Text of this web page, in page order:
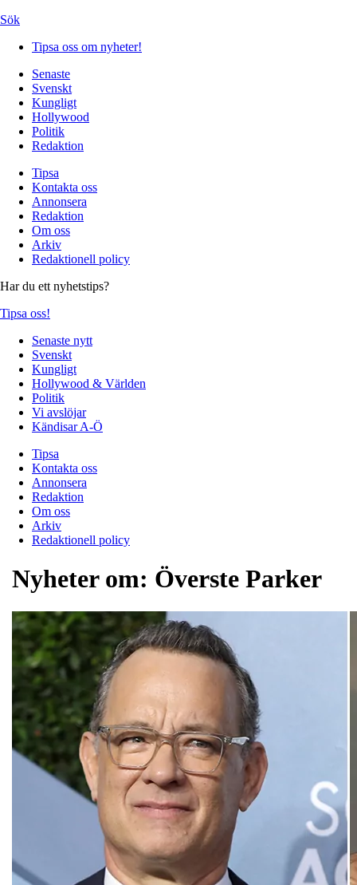
Sök
Tipsa oss om nyheter!
Senaste
Svenskt
Kungligt
Hollywood
Politik
Redaktion
Tipsa
Kontakta oss
Annonsera
Redaktion
Om oss
Arkiv
Redaktionell policy
Har du ett nyhetstips?
Tipsa oss!
Senaste nytt
Svenskt
Kungligt
Hollywood & Världen
Politik
Vi avslöjar
Kändisar A-Ö
Tipsa
Kontakta oss
Annonsera
Redaktion
Om oss
Arkiv
Redaktionell policy
Nyheter om: Överste Parker